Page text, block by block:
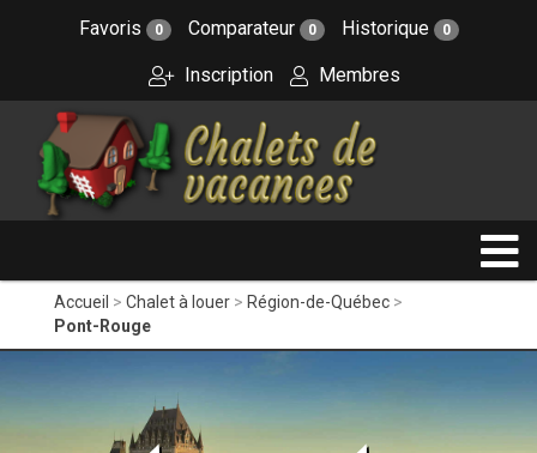
Favoris 0 Comparateur 0 Historique 0
Inscription Membres
Accueil Chalet à louer
Région-de-Québec
Pont-Rouge